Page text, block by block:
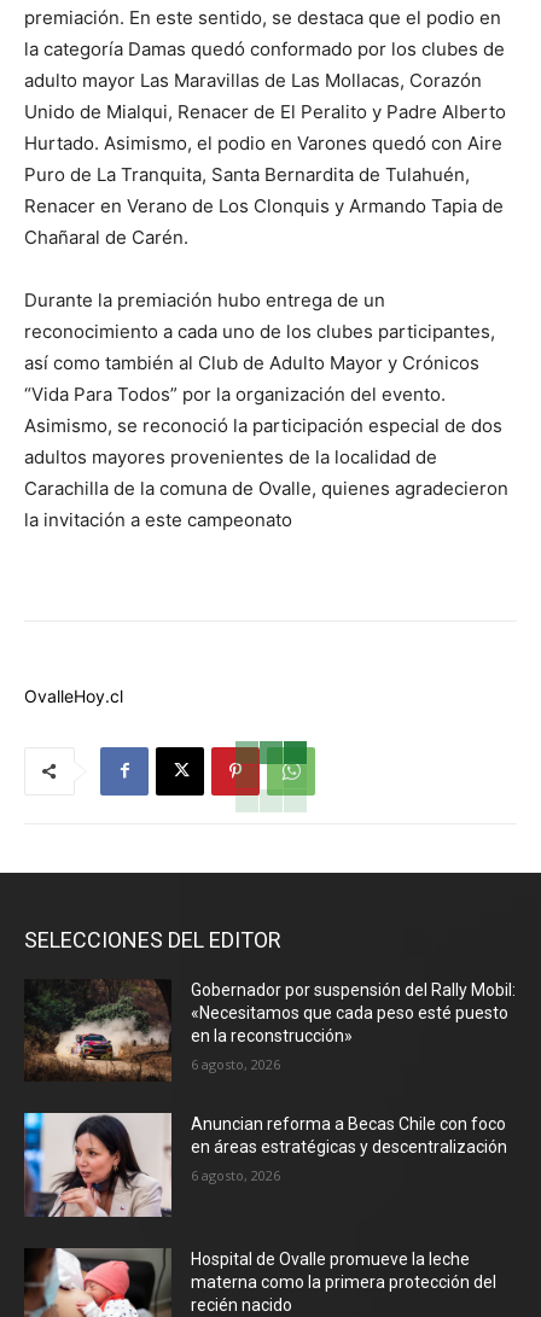
premiación. En este sentido, se destaca que el podio en
la categoría Damas quedó conformado por los clubes de
adulto mayor Las Maravillas de Las Mollacas, Corazón
Unido de Mialqui, Renacer de El Peralito y Padre Alberto
Hurtado. Asimismo, el podio en Varones quedó con Aire
Puro de La Tranquita, Santa Bernardita de Tulahuén,
Renacer en Verano de Los Clonquis y Armando Tapia de
Chañaral de Carén.
Durante la premiación hubo entrega de un
reconocimiento a cada uno de los clubes participantes,
así como también al Club de Adulto Mayor y Crónicos
“Vida Para Todos” por la organización del evento.
Asimismo, se reconoció la participación especial de dos
adultos mayores provenientes de la localidad de
Carachilla de la comuna de Ovalle, quienes agradecieron
la invitación a este campeonato
OvalleHoy.cl
SELECCIONES DEL EDITOR
Gobernador por suspensión del Rally Mobil:
«Necesitamos que cada peso esté puesto
en la reconstrucción»
6 agosto, 2026
Anuncian reforma a Becas Chile con foco
en áreas estratégicas y descentralización
6 agosto, 2026
Hospital de Ovalle promueve la leche
materna como la primera protección del
recién nacido